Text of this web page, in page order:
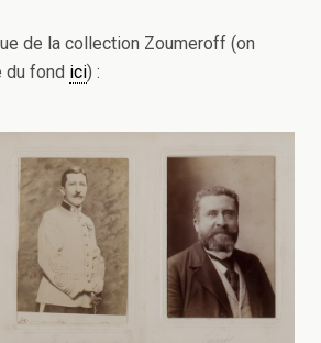
de la collection Zoumeroff (on
du fond ici) :